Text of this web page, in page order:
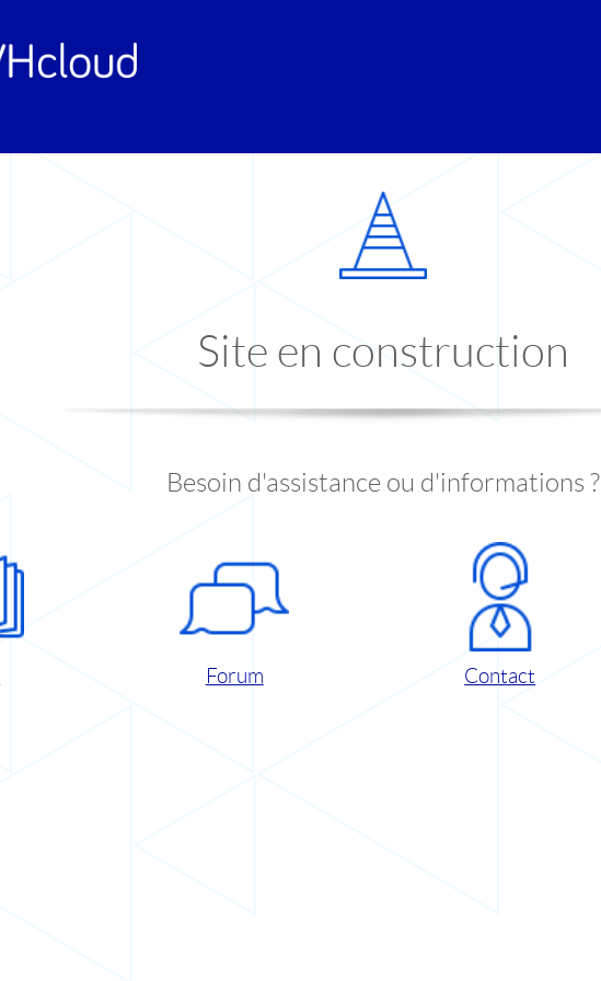
Site en construction
Besoin d'assistance ou d'informations ?
Forum Contact